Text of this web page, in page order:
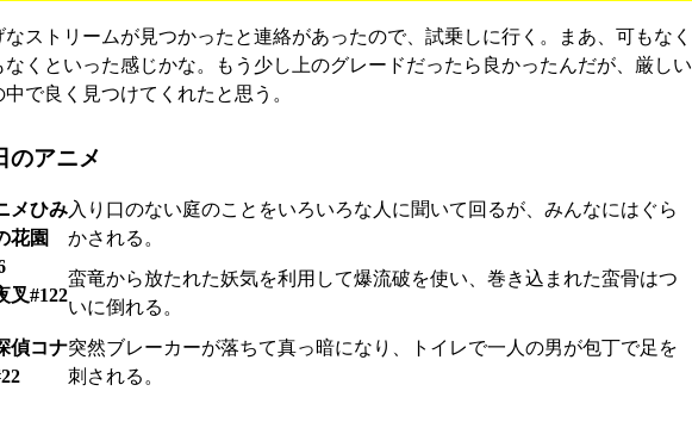
なストリームが見つかったと連絡があったので、試乗しに行く。まあ、可もなく
なくといった感じかな。もう少し上のグレードだったら良かったんだが、厳しい
中で良く見つけてくれたと思う。
のアニメ
メひみ
花園
入り口のない庭のことをいろいろな人に聞いて回るが、みんなにはぐら
かされる。
叉#122
蛮竜から放たれた妖気を利用して爆流破を使い、巻き込まれた蛮骨はつ
いに倒れる。
偵コナ突然ブレーカーが落ちて真っ暗になり、トイレで一人の男が包丁で足を
刺される。